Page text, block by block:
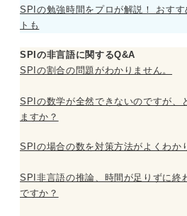
SPIの勉強時間をプロが解説！ おす
トも
SPIの非言語に関するQ&A
SPIの割合の問題がわかりません。
SPIの数学が全然できないのですが、
ますか？
SPIの場合の数を対策方法がよくわか
SPI非言語の推論、時間が足りずに終
ですか？